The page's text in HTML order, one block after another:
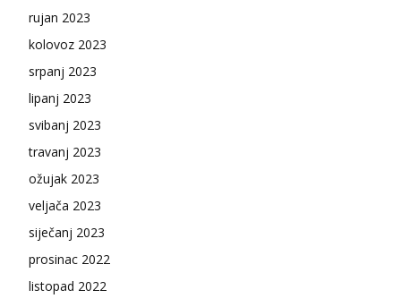
rujan 2023
kolovoz 2023
srpanj 2023
lipanj 2023
svibanj 2023
travanj 2023
ožujak 2023
veljača 2023
siječanj 2023
prosinac 2022
listopad 2022